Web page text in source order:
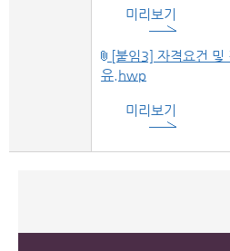
미리보기
[붙임3] 자격요건 및
유.hwp
미리보기